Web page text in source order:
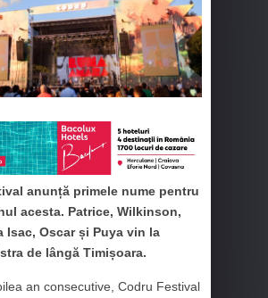
anunță primele nume pentru
acesta. Patrice, Wilkinson,
Isac, Oscar și Puya vin la
de lângă Timișoara.
an consecutive, Codru Festival